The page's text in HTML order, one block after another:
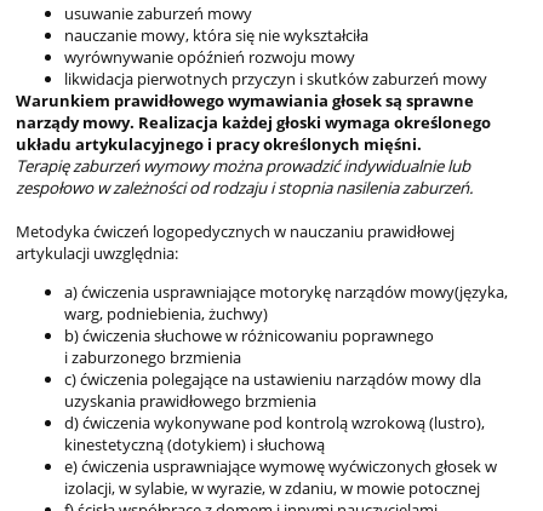
usuwanie zaburzeń mowy
nauczanie mowy, która się nie wykształciła
wyrównywanie opóźnień rozwoju mowy
likwidacja pierwotnych przyczyn i skutków zaburzeń mowy
Warunkiem prawidłowego wymawiania głosek są sprawne
narządy mowy. Realizacja każdej głoski wymaga określonego
układu artykulacyjnego i pracy określonych mięśni.
Terapię zaburzeń wymowy można prowadzić indywidualnie lub
zespołowo w zależności od rodzaju i stopnia nasilenia zaburzeń.
Metodyka ćwiczeń logopedycznych w nauczaniu prawidłowej
artykulacji uwzględnia:
a) ćwiczenia usprawniające motorykę narządów mowy(języka,
warg, podniebienia, żuchwy)
b) ćwiczenia słuchowe w różnicowaniu poprawnego
i zaburzonego brzmienia
c) ćwiczenia polegające na ustawieniu narządów mowy dla
uzyskania prawidłowego brzmienia
d) ćwiczenia wykonywane pod kontrolą wzrokową (lustro),
kinestetyczną (dotykiem) i słuchową
e) ćwiczenia usprawniające wymowę wyćwiczonych głosek w
izolacji, w sylabie, w wyrazie, w zdaniu, w mowie potocznej